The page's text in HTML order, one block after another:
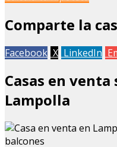
Comparte la
Facebook X LinkedIn
Casas en
Lampolla